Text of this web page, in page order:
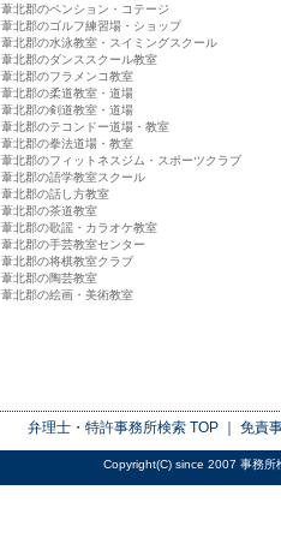
葦北郡のペンション・コテージ
葦北郡のゴルフ練習場・ショップ
葦北郡の水泳教室・スイミングスクール
葦北郡のダンススクール教室
葦北郡のフラメンコ教室
葦北郡の柔道教室・道場
葦北郡の剣道教室・道場
葦北郡のテコンドー道場・教室
葦北郡の拳法道場・教室
葦北郡のフィットネスジム・スポーツクラブ
葦北郡の語学教室スクール
葦北郡の話し方教室
葦北郡の茶道教室
葦北郡の歌謡・カラオケ教室
葦北郡の手芸教室センター
葦北郡の将棋教室クラブ
葦北郡の陶芸教室
葦北郡の絵画・美術教室
弁理士・特許事務所検索TOP ｜ 免責
Copyright(C) since 2007 事務所